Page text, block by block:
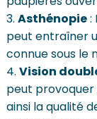
Asthénopie:
peut entraîner
connue sous le
Vision
peut provoquer
ainsi la qualité